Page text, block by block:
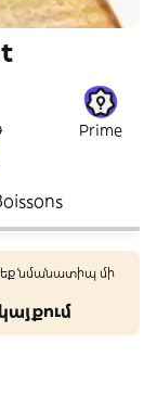
Prime
եք նմանատիպ մի